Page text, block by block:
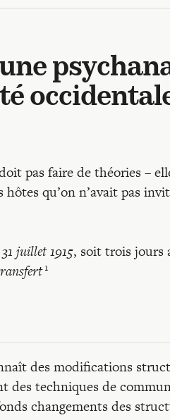
pas faire de théories –
qu’on n’avait pas
juillet 1915, soit trois jours
1
des modifications
des techniques de
changements des